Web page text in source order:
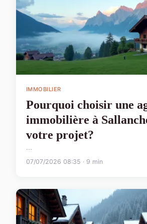
IMMOBILIER
Pourquoi choisir une
immobilière à
votre projet?
...
07/07/2026 08:35 · 9 min